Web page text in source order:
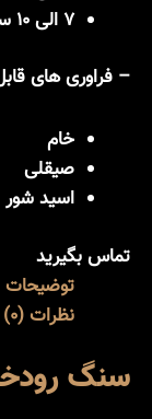
7 الی 10 سانتی‌متر
– فراوری های
خام
صیقلی
اسید شور
تماس بگیرید
توضیحات
نظرات (0)
سنگ